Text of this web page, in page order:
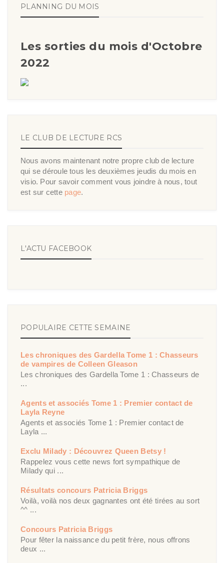
PLANNING DU MOIS
Les sorties du mois d'Octobre
2022
LE CLUB DE LECTURE RCS
Nous avons maintenant notre propre club de lecture
qui se déroule tous les deuxièmes jeudis du mois en
visio. Pour savoir comment vous joindre à nous, tout
est sur cette page.
L'ACTU FACEBOOK
POPULAIRE CETTE SEMAINE
Les chroniques des Gardella Tome 1 : Chasseurs
de vampires de Colleen Gleason
Les chroniques des Gardella Tome 1 : Chasseurs de
...
Agents et associés Tome 1 : Premier contact de
Layla Reyne
Agents et associés Tome 1 : Premier contact de
Layla ...
Exclu Milady : Découvrez Queen Betsy !
Rappelez vous cette news fort sympathique de
Milady qui ...
Résultats concours Patricia Briggs
Voilà, voilà nos deux gagnantes ont été tirées au sort
^^ ...
Concours Patricia Briggs
Pour fêter la naissance du petit frère, nous offrons
deux ...